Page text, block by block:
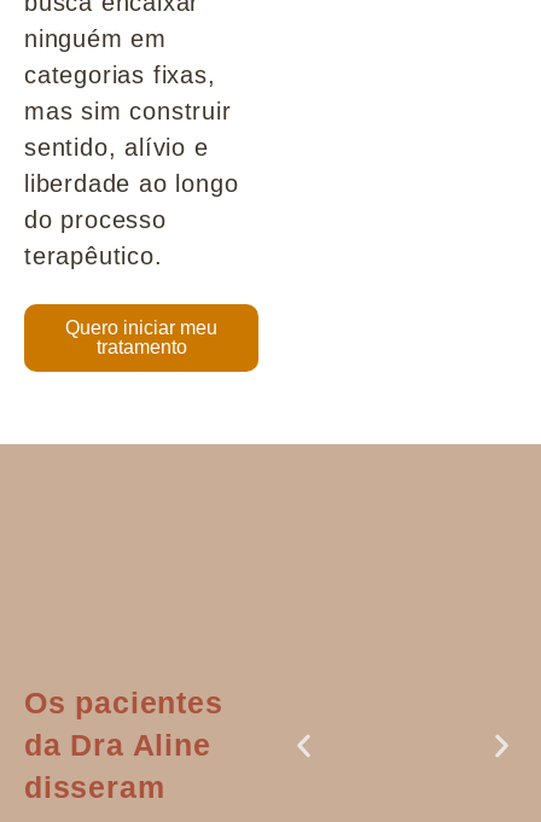
ninguém em
categorias fixas,
mas sim construir
sentido, alívio e
liberdade ao longo
do processo
terapêutico.
Quero iniciar meu
tratamento
Os pacientes
da Dra Aline
disseram